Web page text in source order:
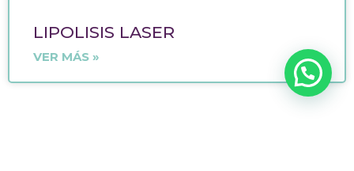
LIPOLISIS LASER
VER MÁS »